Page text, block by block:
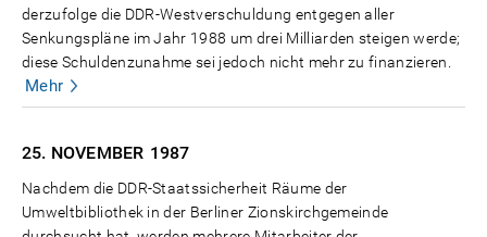
derzufolge die DDR-Westverschuldung entgegen aller
Senkungspläne im Jahr 1988 um drei Milliarden steigen werde;
diese Schuldenzunahme sei jedoch nicht mehr zu finanzieren.
Mehr
25. NOVEMBER 1987
Nachdem die DDR-Staatssicherheit Räume der
Umweltbibliothek in der Berliner Zionskirchgemeinde